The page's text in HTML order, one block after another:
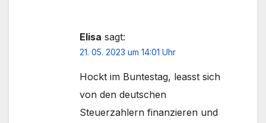
Elisa sagt:
21. 05. 2023 um 14:01 Uhr
Hockt im Buntestag, leasst sich
von den deutschen
Steuerzahlern finanzieren und